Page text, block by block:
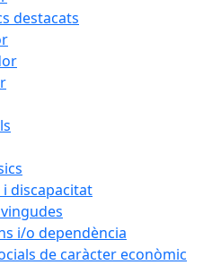
destacats
discapacitat
i/o dependència
de caràcter econòmic